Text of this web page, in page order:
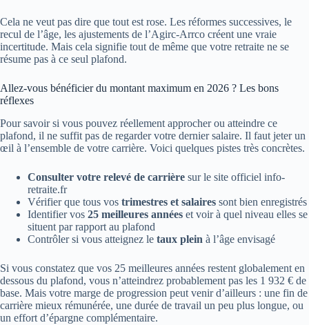
Cela ne veut pas dire que tout est rose. Les réformes successives, le
recul de l’âge, les ajustements de l’Agirc-Arrco créent une vraie
incertitude. Mais cela signifie tout de même que votre retraite ne se
résume pas à ce seul plafond.
Allez-vous bénéficier du montant maximum en 2026 ? Les bons
réflexes
Pour savoir si vous pouvez réellement approcher ou atteindre ce
plafond, il ne suffit pas de regarder votre dernier salaire. Il faut jeter un
œil à l’ensemble de votre carrière. Voici quelques pistes très concrètes.
Consulter votre relevé de carrière sur le site officiel info-
retraite.fr
Vérifier que tous vos trimestres et salaires sont bien enregistrés
Identifier vos 25 meilleures années et voir à quel niveau elles se
situent par rapport au plafond
Contrôler si vous atteignez le taux plein à l’âge envisagé
Si vous constatez que vos 25 meilleures années restent globalement en
dessous du plafond, vous n’atteindrez probablement pas les 1 932 € de
base. Mais votre marge de progression peut venir d’ailleurs : une fin de
carrière mieux rémunérée, une durée de travail un peu plus longue, ou
un effort d’épargne complémentaire.